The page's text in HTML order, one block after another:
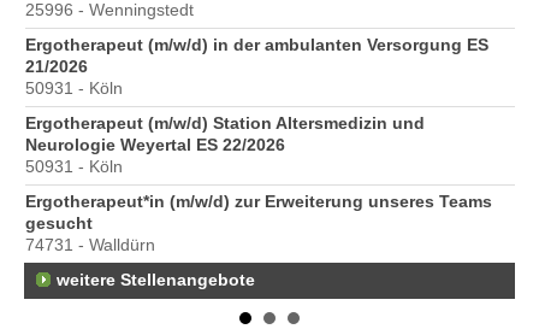
25996 - Wenningstedt
Ergotherapeut (m/w/d) in der ambulanten Versorgung ES
21/2026
50931 - Köln
Ergotherapeut (m/w/d) Station Altersmedizin und
Neurologie Weyertal ES 22/2026
50931 - Köln
Ergotherapeut*in (m/w/d) zur Erweiterung unseres Teams
gesucht
74731 - Walldürn
weitere Stellenangebote